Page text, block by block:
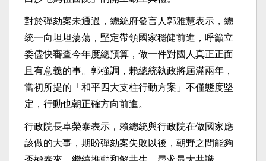
對於彈劾案未通過，總統府發言人郭雅慧表示，總
統一向坦坦蕩蕩，堅定帶領國家穩健前進，呼籲立
委儘快審查今年度總預算，做一件對國人真正正面
且有意義的事。郭強調，賴總統執政將屆滿兩年，
當初所提的「和平四大支柱行動方案」不僅態度堅
定，行動也朝正確方向前進。
行政院長卓榮泰表示，賴總統與行政院在做國家應
該做的大事，期盼彈劾案失敗以後，朝野之間能夠